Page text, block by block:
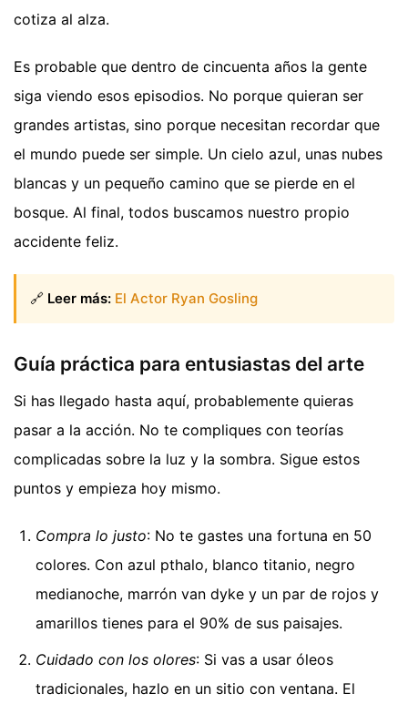
cotiza al alza.
Es probable que dentro de cincuenta años la gente
siga viendo esos episodios. No porque quieran ser
grandes artistas, sino porque necesitan recordar que
el mundo puede ser simple. Un cielo azul, unas nubes
blancas y un pequeño camino que se pierde en el
bosque. Al final, todos buscamos nuestro propio
accidente feliz.
🔗 Leer más: El Actor Ryan Gosling
Guía práctica para entusiastas del arte
Si has llegado hasta aquí, probablemente quieras
pasar a la acción. No te compliques con teorías
complicadas sobre la luz y la sombra. Sigue estos
puntos y empieza hoy mismo.
Compra lo justo: No te gastes una fortuna en 50
colores. Con azul pthalo, blanco titanio, negro
medianoche, marrón van dyke y un par de rojos y
amarillos tienes para el 90% de sus paisajes.
Cuidado con los olores: Si vas a usar óleos
tradicionales, hazlo en un sitio con ventana. El